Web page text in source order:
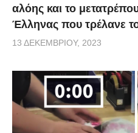
αλόης και το
Έλληνας που τρέλανε
13 ΔΕΚΕΜΒΡΊΟΥ, 2023